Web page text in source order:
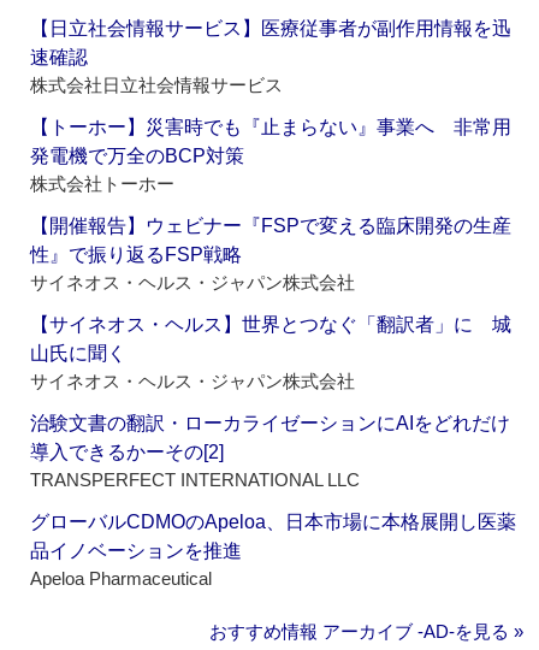
【日立社会情報サービス】医療従事者が副作用情報を迅
速確認
株式会社日立社会情報サービス
【トーホー】災害時でも『止まらない』事業へ 非常用
発電機で万全のBCP対策
株式会社トーホー
【開催報告】ウェビナー『FSPで変える臨床開発の生産
性』で振り返るFSP戦略
サイネオス・ヘルス・ジャパン株式会社
【サイネオス・ヘルス】世界とつなぐ「翻訳者」に 城
山氏に聞く
サイネオス・ヘルス・ジャパン株式会社
治験文書の翻訳・ローカライゼーションにAIをどれだけ
導入できるかーその[2]
TRANSPERFECT INTERNATIONAL LLC
グローバルCDMOのApeloa、日本市場に本格展開し医薬
品イノベーションを推進
Apeloa Pharmaceutical
おすすめ情報 アーカイブ ‐AD‐を見る »